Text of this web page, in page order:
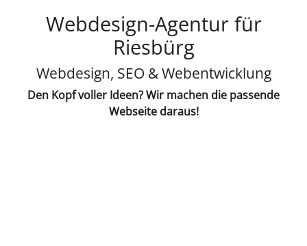
Webdesign-Agentur für
Riesbürg
Webdesign, SEO & Webentwicklung
Den Kopf voller Ideen? Wir machen die passende
Webseite daraus!